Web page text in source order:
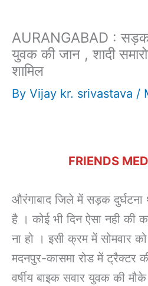
AURANGABAD : सड़क
युवक की जान , शादी
शामिल
By Vijay kr. srivastava /
FRIENDS
औरंगाबाद जिले में सड़क दुर्घटना
है । कोई भी दिन ऐसा नही की
ना हो । इसी क्रम में सोमवार
मदनपुर-कासमा रोड में
वर्षीय बाइक सवार युवक की मौके